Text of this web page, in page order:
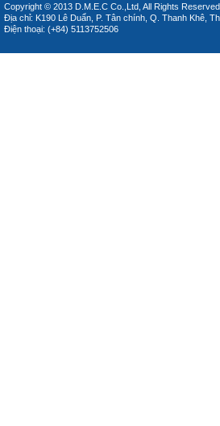
Copyright © 2013 D.M.E.C Co.,Ltd, All Rights Reserved.
Địa chỉ: K190 Lê Duẩn, P. Tân chính, Q. Thanh Khê,
Điện thoại: (+84) 5113752506